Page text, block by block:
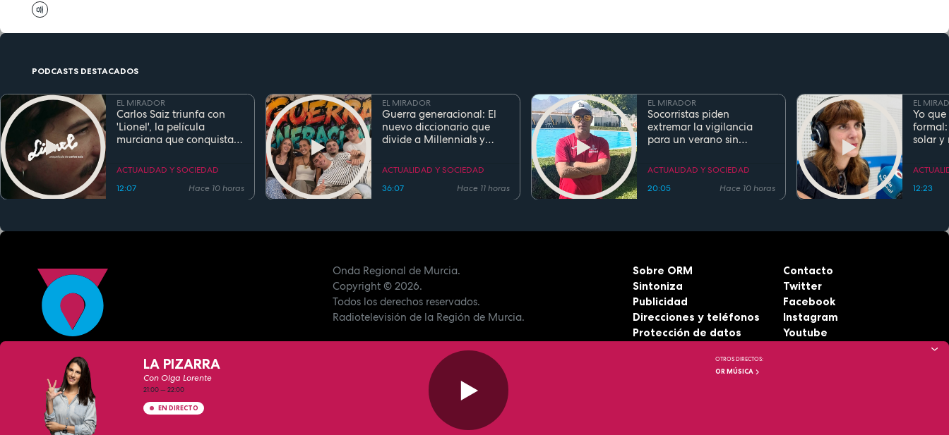
PODCASTS DESTACADOS
EL MIRADOR
Carlos Saiz triunfa con
'Lionel', la película
murciana que conquista
estreno
ACTUALIDAD Y SOCIEDAD
12:07
Hace 10 horas
EL MIRADOR
Guerra generacional: El
nuevo diccionario que
divide a Millennials y
ACTUALIDAD Y SOCIEDAD
36:07
Hace 11 horas
EL MIRADOR
Socorristas piden
extremar la vigilancia
para un verano sin
regla de los 5 segundos
ACTUALIDAD Y SOCIEDAD
20:05
Hace 10 horas
EL
Yo
solar y
12:23
Onda Regional de Murcia.
Copyright© 2026.
Todos los derechos reservados.
Radiotelevisión de la Región de Murcia.
Sobre ORM
Sintoniza
Publicidad
Direcciones y teléfonos
Protección de datos
Contacto
Twitter
Facebook
Instagram
Youtube
LA PIZARRA
Con Olga Lorente
21:00—22:00
EN DIRECTO
OTROS DIRECTOS:
OR MÚSICA